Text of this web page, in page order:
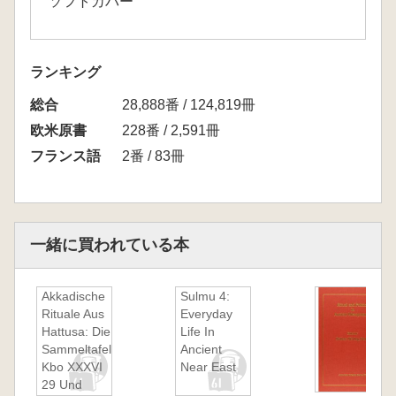
ランキング
総合
28,888番 / 124,819冊
欧米原書
228番 / 2,591冊
フランス語
2番 / 83冊
一緒に買われている本
Akkadische
Rituale Aus
Hattusa: Die
Sammeltafel
Kbo XXXVI
29 Und
Sulmu 4:
Everyday
Life In
Ancient
Near East